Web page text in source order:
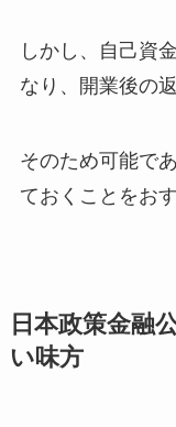
しかし、自己資
なり、開業後の
そのため可能で
ておくことをお
日本政策金融
い味方